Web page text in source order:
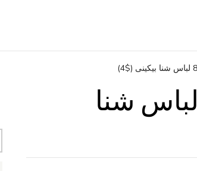
دختران اندازه 7 / 8 لباس شنا